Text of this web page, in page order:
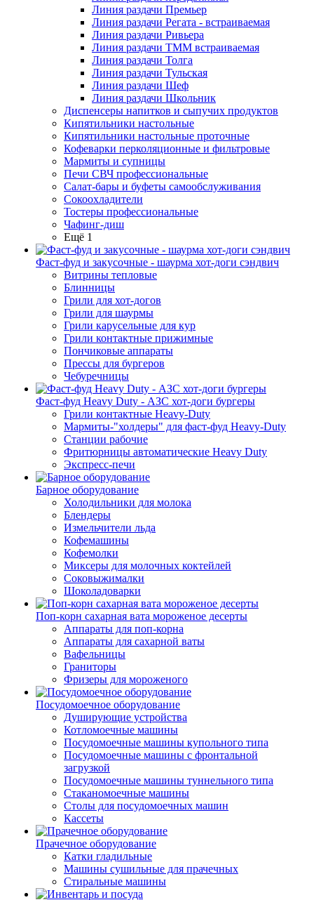
Линия раздачи Премьер
Линия раздачи Регата - встраиваемая
Линия раздачи Ривьера
Линия раздачи ТММ встраиваемая
Линия раздачи Толга
Линия раздачи Тульская
Линия раздачи Шеф
Линия раздачи Школьник
Диспенсеры напитков и сыпучих продуктов
Кипятильники настольные
Кипятильники настольные проточные
Кофеварки перколяционные и фильтровые
Мармиты и супницы
Печи СВЧ профессиональные
Салат-бары и буфеты самообслуживания
Сокоохладители
Тостеры профессиональные
Чафинг-диш
Ещё 1
Фаст-фуд и закусочные - шаурма хот-доги сэндвич
Витрины тепловые
Блинницы
Грили для хот-догов
Грили для шаурмы
Грили карусельные для кур
Грили контактные прижимные
Пончиковые аппараты
Прессы для бургеров
Чебуречницы
Фаст-фуд Heavy Duty - АЗС хот-доги бургеры
Грили контактные Heavy-Duty
Мармиты-"холдеры" для фаст-фуд Heavy-Duty
Станции рабочие
Фритюрницы автоматические Heavy Duty
Экспресс-печи
Барное оборудование
Холодильники для молока
Блендеры
Измельчители льда
Кофемашины
Кофемолки
Миксеры для молочных коктейлей
Соковыжималки
Шоколадоварки
Поп-корн сахарная вата мороженое десерты
Аппараты для поп-корна
Аппараты для сахарной ваты
Вафельницы
Граниторы
Фризеры для мороженого
Посудомоечное оборудование
Душирующие устройства
Котломоечные машины
Посудомоечные машины купольного типа
Посудомоечные машины с фронтальной
загрузкой
Посудомоечные машины туннельного типа
Стаканомоечные машины
Столы для посудомоечных машин
Кассеты
Прачечное оборудование
Катки гладильные
Машины сушильные для прачечных
Стиральные машины